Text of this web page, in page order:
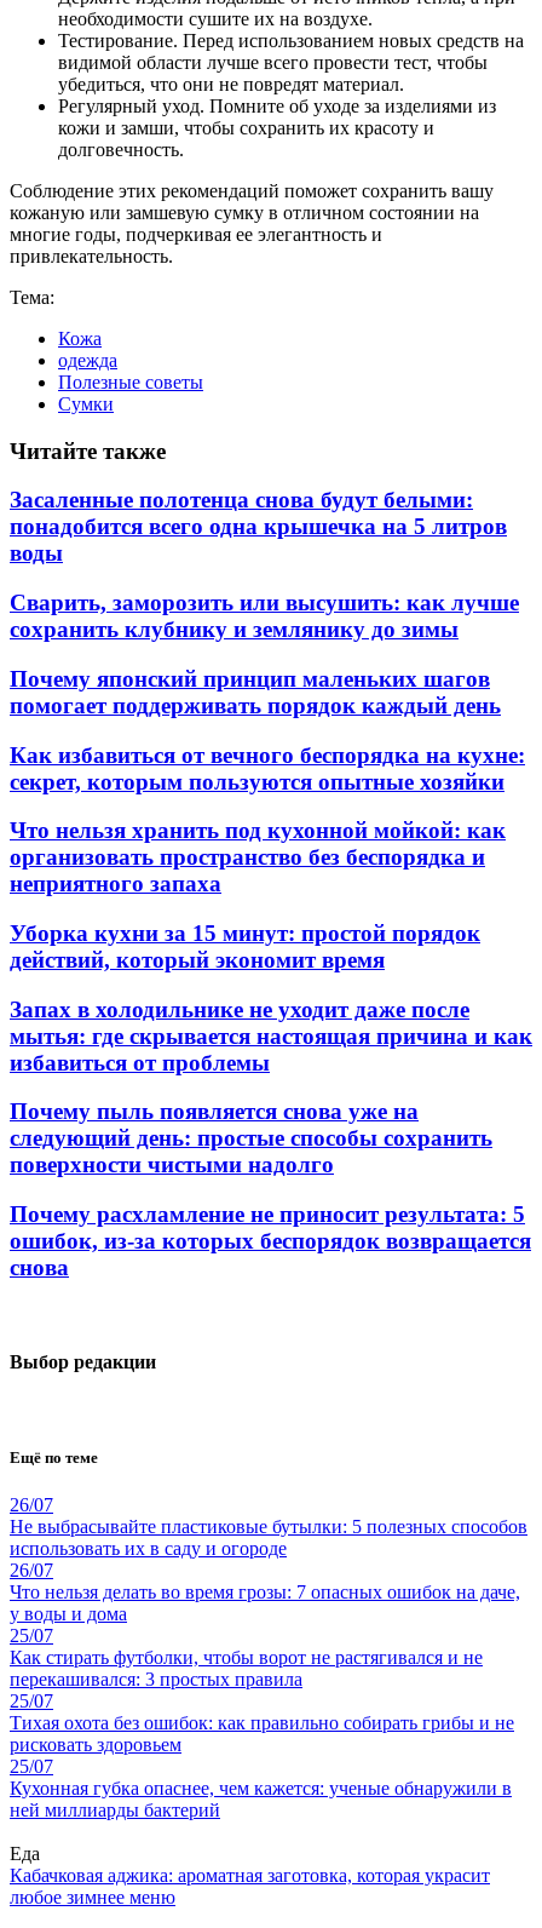
необходимости сушите их на воздухе.
Тестирование. Перед использованием новых средств на
видимой области лучше всего провести тест, чтобы
убедиться, что они не повредят материал.
Регулярный уход. Помните об уходе за изделиями из
кожи и замши, чтобы сохранить их красоту и
долговечность.
Соблюдение этих рекомендаций поможет сохранить вашу
кожаную или замшевую сумку в отличном состоянии на
многие годы, подчеркивая ее элегантность и
привлекательность.
Тема:
Кожа
одежда
Полезные советы
Сумки
Читайте также
Засаленные полотенца снова будут белыми:
понадобится всего одна крышечка на 5 литров
воды
Сварить, заморозить или высушить: как лучше
сохранить клубнику и землянику до зимы
Почему японский принцип маленьких шагов
помогает поддерживать порядок каждый день
Как избавиться от вечного беспорядка на кухне:
секрет, которым пользуются опытные хозяйки
Что нельзя хранить под кухонной мойкой: как
организовать пространство без беспорядка и
неприятного запаха
Уборка кухни за 15 минут: простой порядок
действий, который экономит время
Запах в холодильнике не уходит даже после
мытья: где скрывается настоящая причина и как
избавиться от проблемы
Почему пыль появляется снова уже на
следующий день: простые способы сохранить
поверхности чистыми надолго
Почему расхламление не приносит результата: 5
ошибок, из-за которых беспорядок возвращается
снова
Выбор редакции
Ещё по теме
26/07
Не выбрасывайте пластиковые бутылки: 5 полезных способов
использовать их в саду и огороде
26/07
Что нельзя делать во время грозы: 7 опасных ошибок на даче,
у воды и дома
25/07
Как стирать футболки, чтобы ворот не растягивался и не
перекашивался: 3 простых правила
25/07
Тихая охота без ошибок: как правильно собирать грибы и не
рисковать здоровьем
25/07
Кухонная губка опаснее, чем кажется: ученые обнаружили в
ней миллиарды бактерий
Еда
Кабачковая аджика: ароматная заготовка, которая украсит
любое зимнее меню